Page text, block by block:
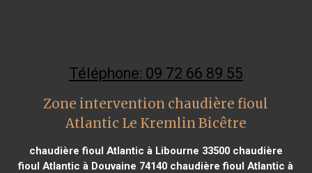
Téléphone: 09 72 66 89 55
Zone intervention chaudière fioul
Atlantic Le Kremlin Bicêtre
chaudière fioul Atlantic à Libourne 33500chaudière
fioul Atlantic à Douvaine 74140 chaudière fioul Atlantic à